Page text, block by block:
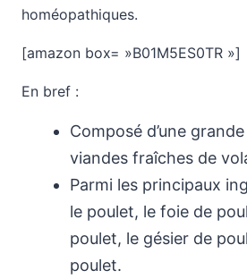
homéopathiques.
[amazon box= »B01M5ES0TR »]
En bref :
Composé d’une
viandes fraîches de
Parmi les principaux
le poulet, le foie de
poulet, le gésier de
poulet.